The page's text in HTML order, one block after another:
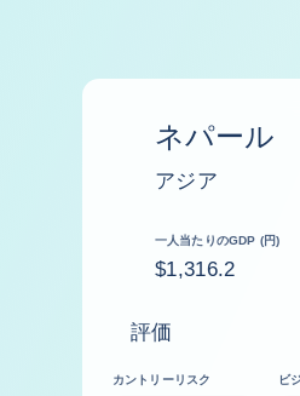
ネパール
アジア
一人当たりのGDP (円)
$1,316.2
評価
カントリーリスク ビ